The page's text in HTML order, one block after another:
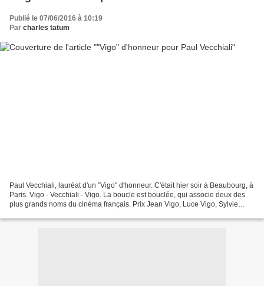
Publié le 07/06/2016 à 10:19
Par charles tatum
Paul Vecchiali, lauréat d'un "Vigo" d'honneur. C'était hier soir à Beaubourg, à
Paris. Vigo - Vecchiali - Vigo. La boucle est bouclée, qui associe deux des
plus grands noms du cinéma français. Prix Jean Vigo, Luce Vigo, Sylvie